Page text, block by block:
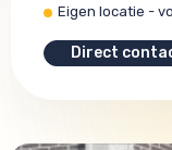
Eigen locatie -
Direct